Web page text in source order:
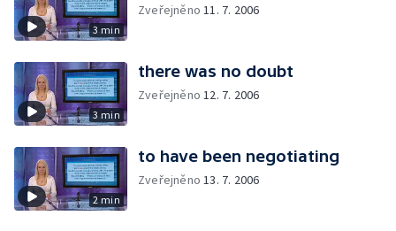
3 min
Zveřejněno11. 7. 2006
3 min
there was no doubt
Zveřejněno12. 7. 2006
2 min
to have been negotiating
Zveřejněno13. 7. 2006